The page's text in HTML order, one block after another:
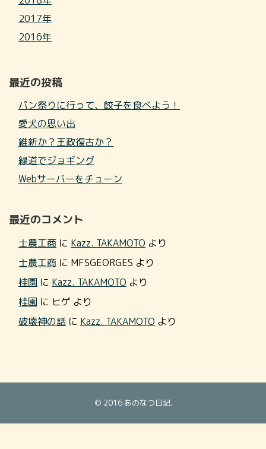
2017年
2016年
最近の投稿
パン祭りに行って、餃子を食べよう！
愛犬の思い出
維新か？王政復古か？
緑道でジョギング
Webサーバーをチューン
最近のコメント
士農工商 に Kazz. TAKAMOTO より
士農工商 に MFSGEORGES より
桂園 に Kazz. TAKAMOTO より
桂園 に ヒゲ より
破壊神の話 に Kazz. TAKAMOTO より
© 2016 あのなつ日記.